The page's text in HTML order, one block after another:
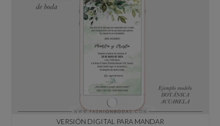
VERSIÓN DIGITAL PARA MANDAR